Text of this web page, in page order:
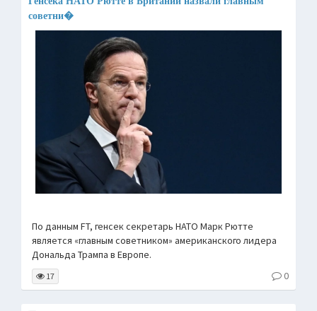
советни�
По данным FT, генсек секретарь НАТО Марк Рютте
является «главным советником» американского лидера
Дональда Трампа в Европе.
17 0